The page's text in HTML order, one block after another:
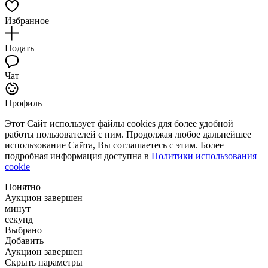
Избранное
Подать
Чат
Профиль
Этот Сайт использует файлы cookies для более удобной
работы пользователей с ним. Продолжая любое дальнейшее
использование Сайта, Вы соглашаетесь с этим. Более
подробная информация доступна в Политики использования
cookie
Понятно
Аукцион завершен
минут
секунд
Выбрано
Добавить
Аукцион завершен
Скрыть параметры